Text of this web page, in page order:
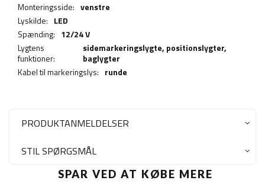
Monteringsside: venstre
Lyskilde: LED
Spænding: 12/24 V
Lygtens
funktioner:
sidemarkeringslygte, positionslygter,
baglygter
Kabel til markeringslys: runde
PRODUKTANMELDELSER
STIL SPØRGSMÅL
SPAR VED AT KØBE MERE